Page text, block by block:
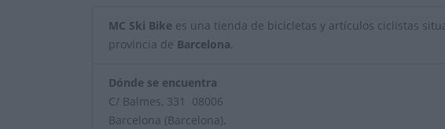
MC Ski Bike es una tienda de bicicletas y artículos ciclistas
provincia de Barcelona.
Dónde se encuentra
C/ Balmes, 331 08006
Barcelona (Barcelona).